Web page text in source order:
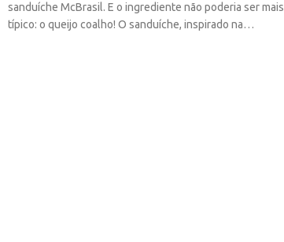
sanduíche McBrasil. E o ingrediente não poderia ser mais
típico: o queijo coalho! O sanduíche, inspirado na…